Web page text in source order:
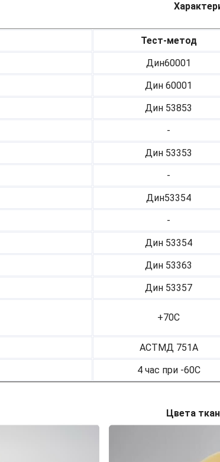
Тест-метод
Дин60001
Дин 60001
Дин 53853
-
Дин 53353
-
Дин53354
-
Дин 53354
Дин 53363
Дин 53357
+70С
АСТМД 751А
4 час при -60С
Цвета